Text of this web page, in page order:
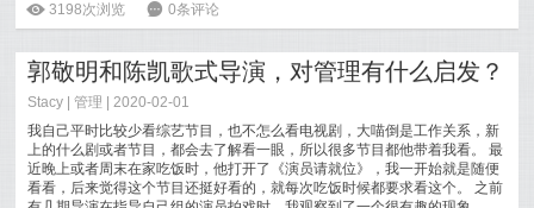
ė 3198次浏览 6 0条评论
郭敬明和陈凯歌式导演，对管理有什么启发？
Stacy |管理
| 2020-02-01
我自己平时比较少看综艺节目，也不怎么看电视剧，大喵倒是工作关系，新
上的什么剧或者节目，都会去了解看一眼，所以很多节目都他带着我看。 最
近晚上或者周末在家吃饭时，他打开了《演员请就位》，我一开始就是随便
看看，后来觉得这个节目还挺好看的，就每次吃饭时候都要求看这个。 之前